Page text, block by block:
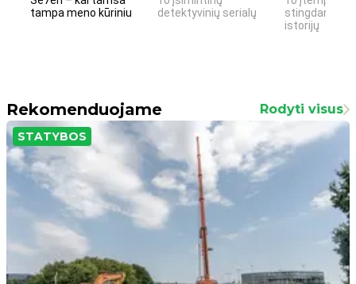
tampa meno kūriniu
detektyvinių serialų
stingdančių
istorijų
Rekomenduojame Rodyti visus
STATYBOS